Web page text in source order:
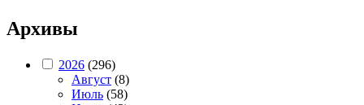
Архивы
2026 (296)
Август (8)
Июль (58)